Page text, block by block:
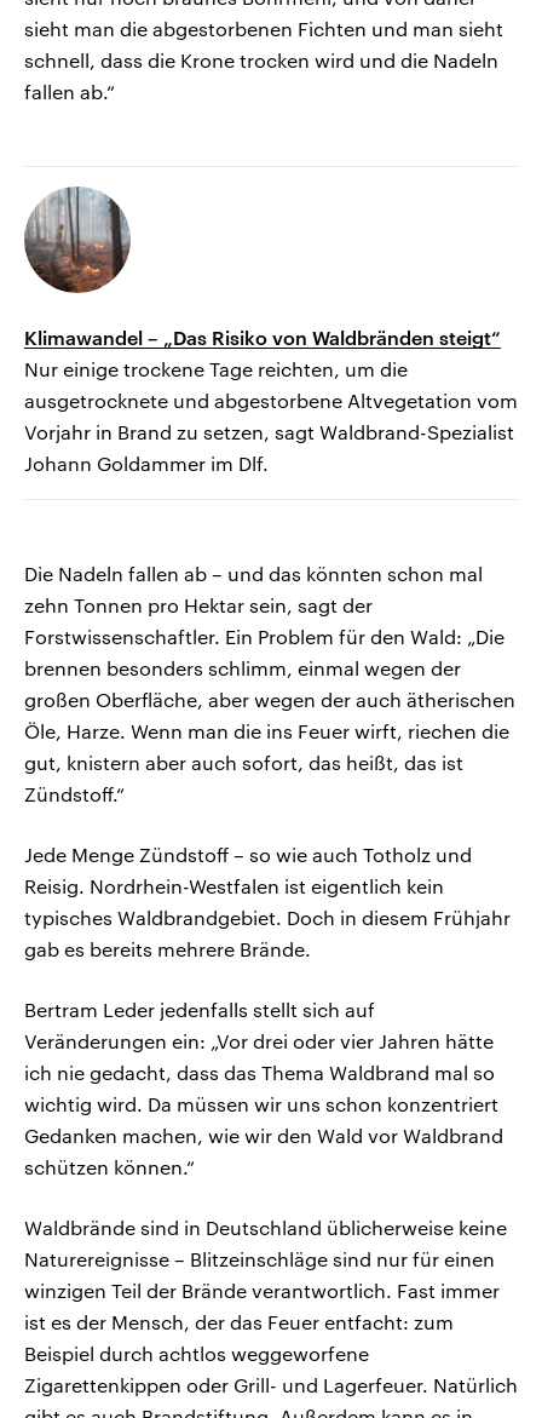
sieht man die abgestorbenen Fichten und man sieht
schnell, dass die Krone trocken wird und die Nadeln
fallen ab.“
Klimawandel – „Das Risiko von Waldbränden steigt“
Nur einige trockene Tage reichten, um die
ausgetrocknete und abgestorbene Altvegetation vom
Vorjahr in Brand zu setzen, sagt Waldbrand-Spezialist
Johann Goldammer im Dlf.
Die Nadeln fallen ab – und das könnten schon mal
zehn Tonnen pro Hektar sein, sagt der
Forstwissenschaftler. Ein Problem für den Wald: „Die
brennen besonders schlimm, einmal wegen der
großen Oberfläche, aber wegen der auch ätherischen
Öle, Harze. Wenn man die ins Feuer wirft, riechen die
gut, knistern aber auch sofort, das heißt, das ist
Zündstoff.“
Jede Menge Zündstoff – so wie auch Totholz und
Reisig. Nordrhein-Westfalen ist eigentlich kein
typisches Waldbrandgebiet. Doch in diesem Frühjahr
gab es bereits mehrere Brände.
Bertram Leder jedenfalls stellt sich auf
Veränderungen ein: „Vor drei oder vier Jahren hätte
ich nie gedacht, dass das Thema Waldbrand mal so
wichtig wird. Da müssen wir uns schon konzentriert
Gedanken machen, wie wir den Wald vor Waldbrand
schützen können.“
Waldbrände sind in Deutschland üblicherweise keine
Naturereignisse – Blitzeinschläge sind nur für einen
winzigen Teil der Brände verantwortlich. Fast immer
ist es der Mensch, der das Feuer entfacht: zum
Beispiel durch achtlos weggeworfene
Zigarettenkippen oder Grill- und Lagerfeuer. Natürlich